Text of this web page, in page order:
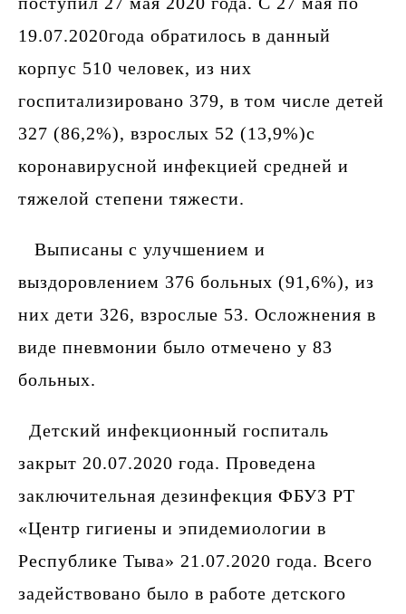
19.07.2020года обратилось в данный
корпус 510 человек, из них
госпитализировано 379, в том числе детей
327 (86,2%), взрослых 52 (13,9%)с
коронавирусной инфекцией средней и
тяжелой степени тяжести.
Выписаны с улучшением и
выздоровлением 376 больных (91,6%), из
них дети 326, взрослые 53. Осложнения в
виде пневмонии было отмечено у 83
больных.
Детский инфекционный госпиталь
закрыт 20.07.2020 года. Проведена
заключительная дезинфекция ФБУЗ РТ
«Центр гигиены и эпидемиологии в
Республике Тыва» 21.07.2020 года. Всего
задействовано было в работе детского